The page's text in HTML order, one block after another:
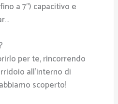
a 7″) capacitivo e
per te, rincorrendo
all’interno di
scoperto!